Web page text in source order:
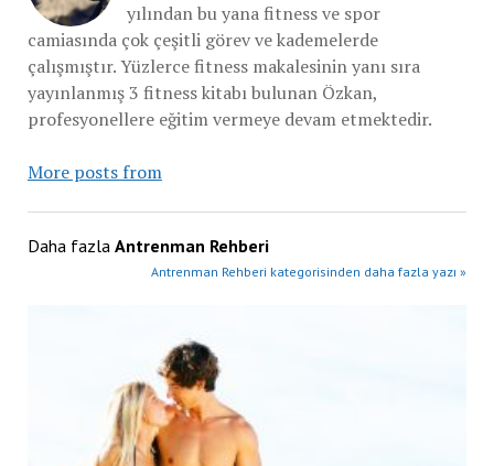
yılından bu yana fitness ve spor
camiasında çok çeşitli görev ve kademelerde
çalışmıştır. Yüzlerce fitness makalesinin yanı sıra
yayınlanmış 3 fitness kitabı bulunan Özkan,
profesyonellere eğitim vermeye devam etmektedir.
More posts from
Daha fazla Antrenman Rehberi
Antrenman Rehberi kategorisinden daha fazla yazı »